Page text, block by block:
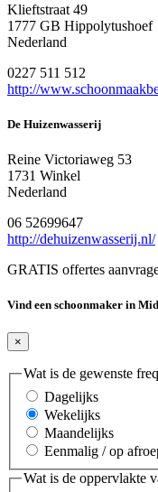
Klieftstraat 49
1777 GB Hippolytushoef
Nederland
0227 511 512
http://
De Huizenwasserij
Reine Victoriaweg 53
1731 Winkel
Nederland
06 52699647
http://dehuizenwasserij.nl/
GRATIS offertes
Vind een schoonmaker in
×
Wat is de gewenste
Dagelijks
Wekelijks
Maandelijks
Eenmalig / op
Wat is de oppervlakte